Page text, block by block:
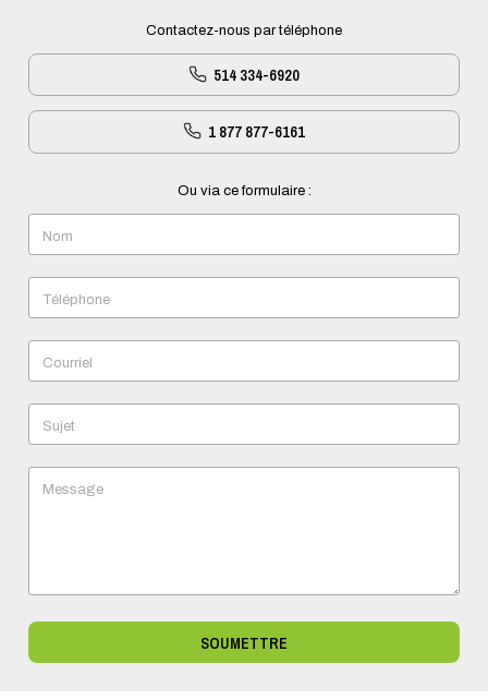
Contactez-nous par téléphone
514 334-6920
1 877 877-6161
Ou via ce formulaire :
Nom
Téléphone
Courriel
Sujet
Message
SOUMETTRE